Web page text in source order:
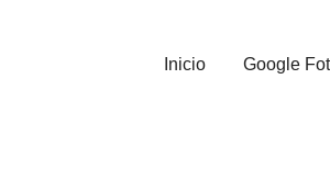
Inicio Google